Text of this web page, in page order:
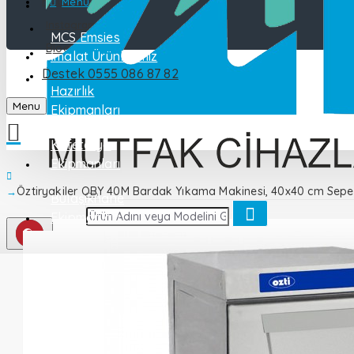
Instagram
Blog
İletişim
MCS Emsies
İmalat Ürünlerimiz
Hazırlık
Ekipmanları
Kafeterya
Ekipmanları
Bulaşıkhane
Ekipmanları
Destek 0555 086 87 82
Menu
Öztiryakiler OBY 40M Bardak Yıkama Makinesi, 40x40 cm